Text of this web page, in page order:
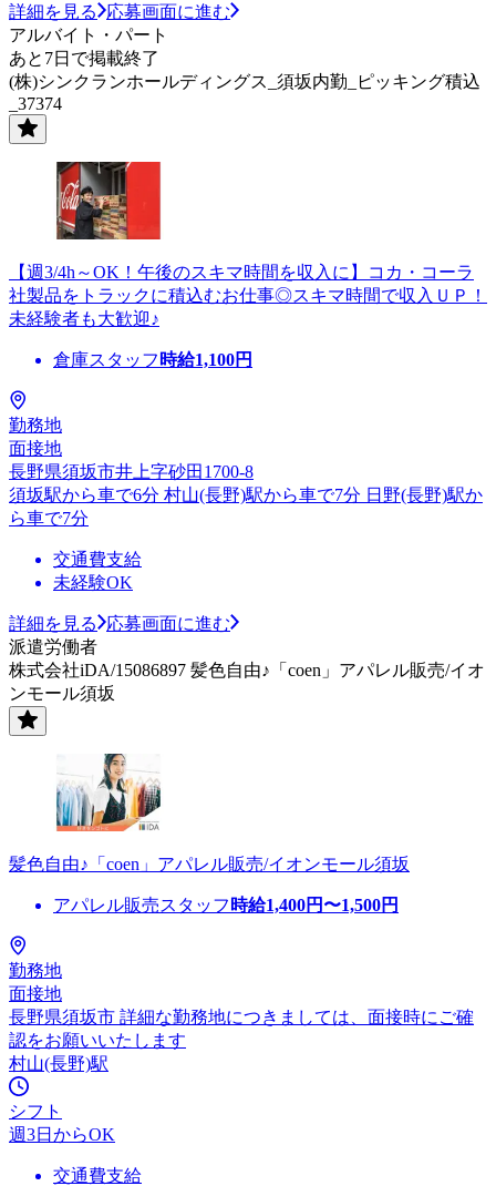
詳細を見る
応募画面に進む
アルバイト・パート
あと7日で掲載終了
(株)シンクランホールディングス_須坂内勤_ピッキング積込
_37374
【週3/4h～OK！午後のスキマ時間を収入に】コカ・コーラ
社製品をトラックに積込むお仕事◎スキマ時間で収入ＵＰ！
未経験者も大歓迎♪
倉庫スタッフ 時給1,100円
勤務地
面接地
長野県須坂市井上字砂田1700-8
須坂駅から車で6分 村山(長野)駅から車で7分 日野(長野)駅か
ら車で7分
交通費支給
未経験OK
詳細を見る
応募画面に進む
派遣労働者
株式会社iDA/15086897 髪色自由♪「coen」アパレル販売/イオ
ンモール須坂
髪色自由♪「coen」アパレル販売/イオンモール須坂
アパレル販売スタッフ 時給1,400円〜1,500円
勤務地
面接地
長野県須坂市 詳細な勤務地につきましては、面接時にご確
認をお願いいたします
村山(長野)駅
シフト
週3日からOK
交通費支給